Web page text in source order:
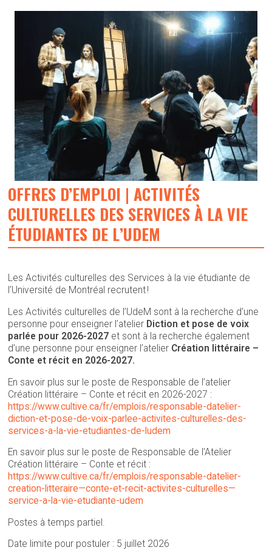
OFFRES D’EMPLOI | ACTIVITÉS
CULTURELLES DES SERVICES À LA VIE
ÉTUDIANTES DE L’UDEM
Les Activités culturelles des Services à la vie étudiante de
l’Université de Montréal recrutent !
Les Activités culturelles de l’UdeM sont à la recherche d’une
personne pour enseigner l’atelier Diction et pose de voix
parlée pour 2026-2027 et sont à la recherche également
d’une personne pour enseigner l’atelier Création littéraire –
Conte et récit en 2026-2027.
En savoir plus sur le poste de Responsable de l’atelier
Création littéraire – Conte et récit en 2026-2027 :
https://www.cultive.ca/fr/emplois/responsable-datelier-
diction-et-pose-de-voix-parlee-activites-culturelles-des-
services-a-la-vie-etudiantes-de-ludem
En savoir plus sur le poste de Responsable de l’Atelier
Création littéraire – Conte et récit :
https://www.cultive.ca/fr/emplois/responsable-datelier-
creation-litteraire—conte-et-recit-activites-culturelles—
service-a-la-vie-etudiante-udem
Postes à temps partiel.
Date limite pour postuler : 5 juillet 2026